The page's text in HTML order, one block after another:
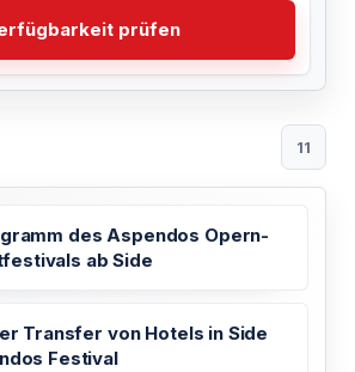
prüfen
Wählen Sie Ihr bevorzugtes
11
des Aspendos Opern-
ab Side
Transfer von Hotels in Side
Festival